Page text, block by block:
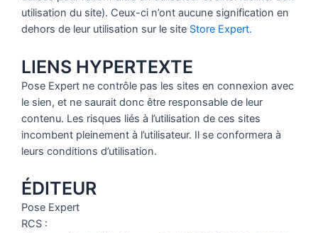
utilisation du site). Ceux-ci n’ont aucune signification en
dehors de leur utilisation sur le site Store Expert.
LIENS HYPERTEXTE
Pose Expert ne contrôle pas les sites en connexion avec
le sien, et ne saurait donc être responsable de leur
contenu. Les risques liés à l’utilisation de ces sites
incombent pleinement à l’utilisateur. Il se conformera à
leurs conditions d’utilisation.
ÉDITEUR
Pose Expert
RCS :